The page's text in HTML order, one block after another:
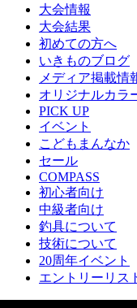
大会情報
大会結果
初めての方へ
いきものブログ
メディア掲載情
オリジナルカラ
PICK UP
イベント
こどもまんなか
セール
COMPASS
初心者向け
中級者向け
釣具について
技術について
20周年イベント
エントリーリス